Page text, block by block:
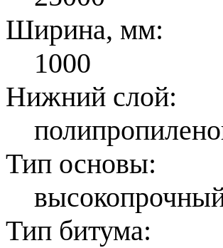
Ширина, мм:
1000
Нижний слой:
Тип основы:
Тип битума: